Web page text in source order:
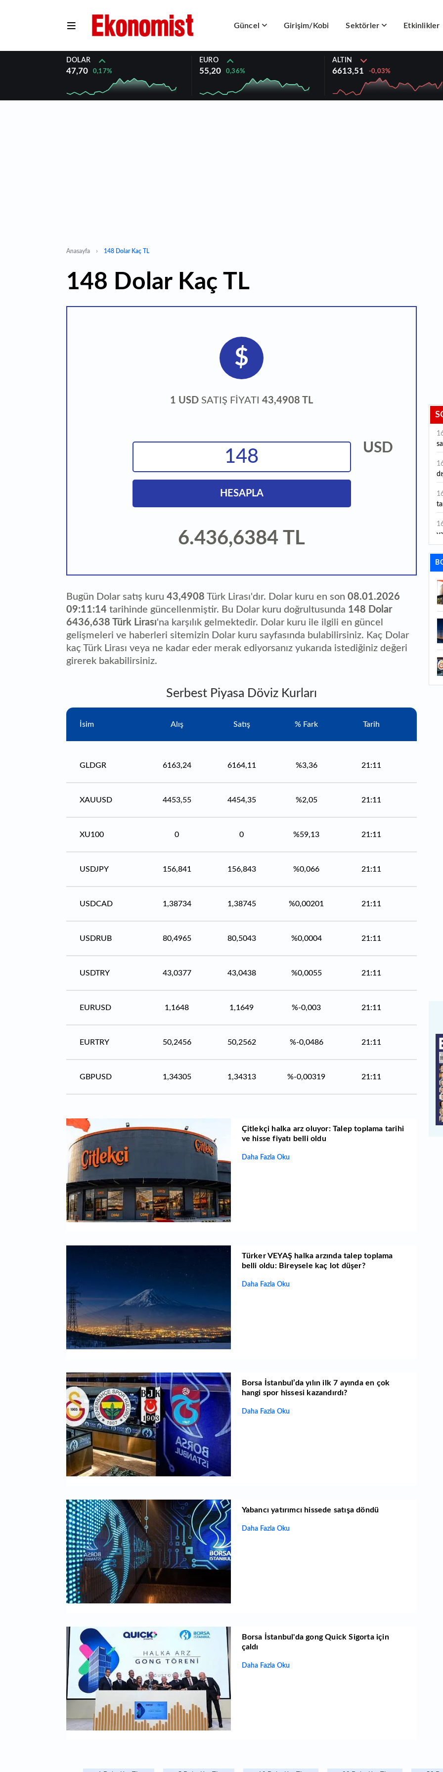
Güncel Girişim/Kobi Sektörler Etkinlikler
DOLAR
47,70 0,17%
EURO
55,20 0,36%
ALTIN
6613,51 -0,03%
Anasayfa 148 Dolar Kaç TL
148 Dolar Kaç TL
$
1 USD SATIŞ FİYATI 43,4908 TL
USD
HESAPLA
6.436,6384 TL
Bugün Dolar satış kuru 43,4908 Türk Lirası'dır. Dolar kuru en son 08.01.2026
09:11:14 tarihinde güncellenmiştir. Bu Dolar kuru doğrultusunda 148 Dolar
6436,638 Türk Lirası'na karşılık gelmektedir. Dolar kuru ile ilgili en güncel
gelişmeleri ve haberleri sitemizin Dolar kuru sayfasında bulabilirsiniz. Kaç Dolar
kaç Türk Lirası veya ne kadar eder merak ediyorsanız yukarıda istediğiniz değeri
girerek bakabilirsiniz.
Serbest Piyasa Döviz Kurları
İsim Alış Satış % Fark Tarih
GLDGR 6163,24 6164,11 %3,36 21:11
XAUUSD 4453,55 4454,35 %2,05 21:11
XU100 0 0 %59,13 21:11
USDJPY 156,841 156,843 %0,066 21:11
USDCAD 1,38734 1,38745 %0,00201 21:11
USDRUB 80,4965 80,5043 %0,0004 21:11
USDTRY 43,0377 43,0438 %0,0055 21:11
EURUSD 1,1648 1,1649 %-0,003 21:11
EURTRY 50,2456 50,2562 %-0,0486 21:11
GBPUSD 1,34305 1,34313 %-0,00319 21:11
Çitlekçi halka arz oluyor: Talep toplama tarihi
ve hisse fiyatı belli oldu
Daha Fazla Oku
Türker VEYAŞ halka arzında talep toplama
belli oldu: Bireysele kaç lot düşer?
Daha Fazla Oku
Borsa İstanbul’da yılın ilk 7 ayında en çok
hangi spor hissesi kazandırdı?
Daha Fazla Oku
Yabancı yatırımcı hissede satışa döndü
Daha Fazla Oku
Borsa İstanbul'da gong Quick Sigorta için
çaldı
Daha Fazla Oku